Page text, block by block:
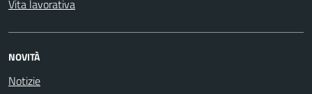
Vita lavorativa
NOVITÀ
Notizie